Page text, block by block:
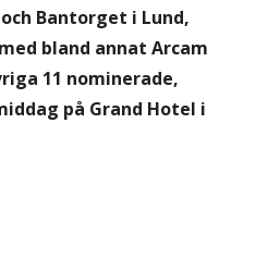
Bantorget i Lund,
bland annat Arcam
11 nominerade,
på Grand Hotel i